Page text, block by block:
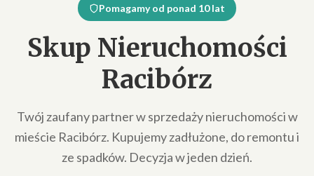
Pomagamy od ponad 10 lat
Skup Nieruchomości
Racibórz
Twój zaufany partner w sprzedaży nieruchomości w
mieście Racibórz. Kupujemy zadłużone, do remontu i
ze spadków. Decyzja w jeden dzień.